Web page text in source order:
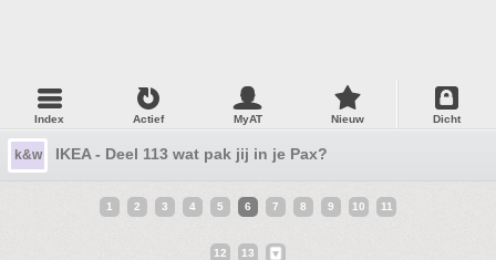
Index Actief MyAT Nieuw Dicht
k&w IKEA - Deel 113 wat pak jij in je Pax?
1 2 3 4 5 6 7 8 9 10 11
12 13